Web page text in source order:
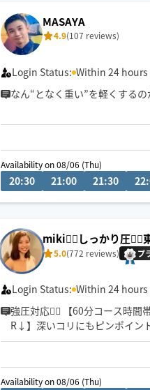
MASAYA
4.9(107 reviews)
Login Status: Within 24 hours
なん“となく重い”を軽くするの
Availability on 08/06 (Thu)
20:30 21:00 21:30
08/09 (Sun)
miki🧘‍♀️しっかり圧💆‍♀️
5.0(772 reviews) プ
Login Status: Within 24 hours
強圧対応🙆‍♀️ 【60分コース時間帯/エリア限定🙏詳細P
R↓】深いコリにもピンポイン
術を得意としております😌
がっつりほぐされたい方、ま
い方どちらもオススメです💆‍♀️
Availability on 08/06 (Thu)